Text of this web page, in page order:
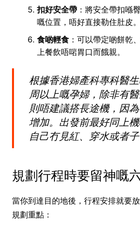
扣好安全帶：將安全帶扣喺
嘅位置，唔好直接勒住肚皮。
食啲輕食：可以帶定啲餅乾
上餐飲唔啱胃口而餓親。
根據香港婦產科專科醫
周以上嘅孕婦，除非有
則唔建議搭長途機，因
增加。出發前最好同上
自己冇見紅、穿水或者子
規劃行程時要留神嘅
當你到達目的地後，行程安排就要
規劃重點：